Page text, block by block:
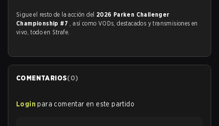
Sigue el resto de la acción del 2026 Parken Challenger
Championship #7 , así como VODs, destacados y transmisiones en
vivo, todo en Strafe.
COMENTARIOS(0)
Login para comentar en este partido